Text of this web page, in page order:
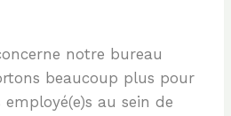
notre bureau
beaucoup plus pour
au sein de